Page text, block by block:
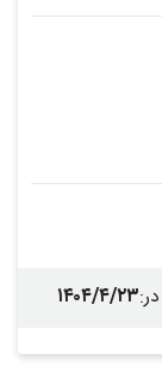
:۱۴۰۴/۴/۲۳